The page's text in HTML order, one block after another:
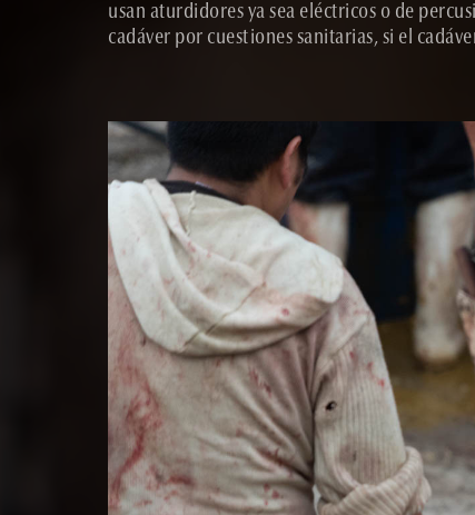
usan aturdidores ya sea eléctricos o de
cadáver por cuestiones sanitarias, si el